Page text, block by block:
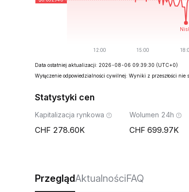
Data ostatniej aktualizacji: 2026-08-06 09:39:30 (UTC+0)
Wyłączenie odpowiedzialności cywilnej: Wyniki z przeszłości
Statystyki cen
Kapitalizacja rynkowa
278.60K
Wolumen 24h
699.97K
PrzeglądAktualnościFAQ